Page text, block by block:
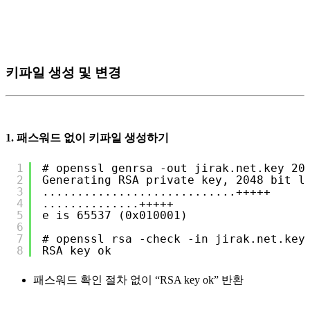
키파일 생성 및 변경
1. 패스워드 없이 키파일 생성하기
1
2
3
4
5
6
7
8
# openssl genrsa -out jirak.net.key
Generating RSA private key, 2048 bit
............................+++++
..............+++++
e is 65537 (0x010001)
# openssl rsa -check -in jirak.net.key
RSA key ok
패스워드 확인 절차 없이 “RSA key ok” 반환